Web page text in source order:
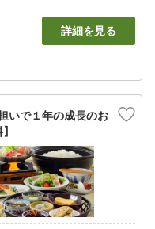
詳細を見る
いで１年の成長のお